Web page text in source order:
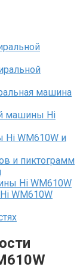
машина
машины Hi
WM610W и
и пиктограмм
Hi WM610W
WM610W